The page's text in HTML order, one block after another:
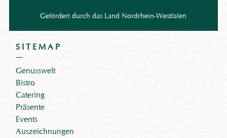
Gefördert durch das Land Nordrhein-Westfalen
SITEMAP
Genusswelt
Bistro
Catering
Präsente
Events
Auszeichnungen